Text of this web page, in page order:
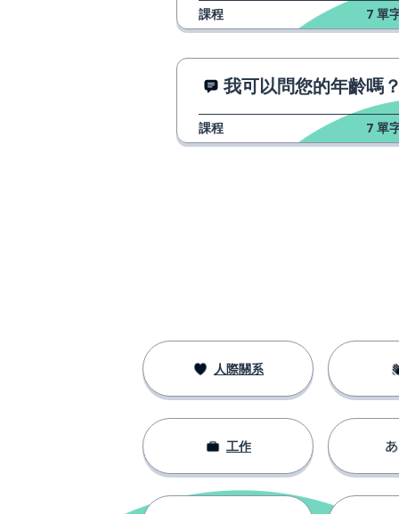
課程 7 單
我可以問您的年齡嗎
課程 7 單
人際關系
工作